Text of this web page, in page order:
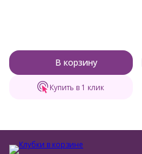
В корзину
Купить в 1 клик